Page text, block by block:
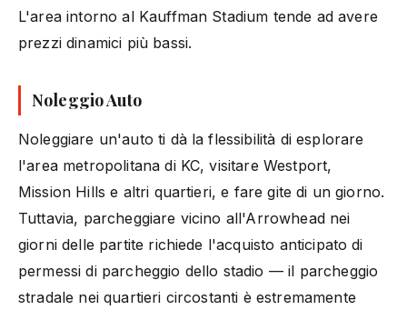
L'area intorno al Kauffman Stadium tende ad avere
prezzi dinamici più bassi.
Noleggio Auto
Noleggiare un'auto ti dà la flessibilità di esplorare
l'area metropolitana di KC, visitare Westport,
Mission Hills e altri quartieri, e fare gite di un giorno.
Tuttavia, parcheggiare vicino all'Arrowhead nei
giorni delle partite richiede l'acquisto anticipato di
permessi di parcheggio dello stadio — il parcheggio
stradale nei quartieri circostanti è estremamente